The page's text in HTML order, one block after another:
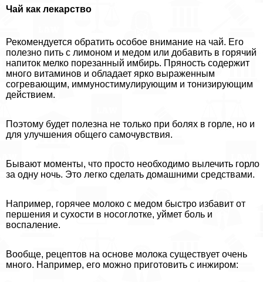
Чай как лекарство
Рекомендуется обратить особое внимание на чай. Его
полезно пить с лимоном и медом или добавить в горячий
напиток мелко порезанный имбирь. Пряность содержит
много витаминов и обладает ярко выраженным
согревающим, иммуностимулирующим и тонизирующим
действием.
Поэтому будет полезна не только при болях в горле, но и
для улучшения общего самочувствия.
Бывают моменты, что просто необходимо вылечить горло
за одну ночь. Это легко сделать домашними средствами.
Например, горячее молоко с медом быстро избавит от
першения и сухости в носоглотке, уймет боль и
воспаление.
Вообще, рецептов на основе молока существует очень
много. Например, его можно приготовить с инжиром: